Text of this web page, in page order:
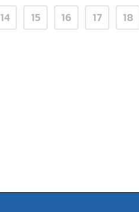
14 15 16 17 18